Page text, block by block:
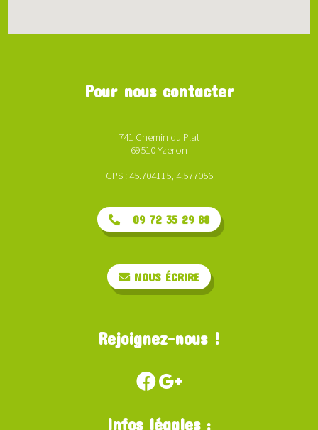
Pour nous contacter
741 Chemin du Plat
69510 Yzeron
GPS : 45.704115, 4.577056
09 72 35 29 88
NOUS ÉCRIRE
Rejoignez-nous !
Infos légales :